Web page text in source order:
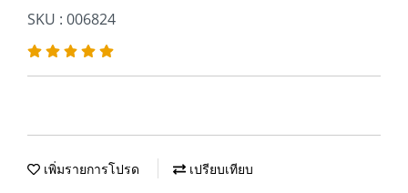
SKU : 006824
เพิ่มรายการโปรด เปรียบเทียบ